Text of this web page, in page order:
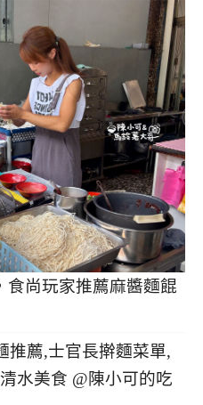
食尚玩家推薦麻醬麵餛